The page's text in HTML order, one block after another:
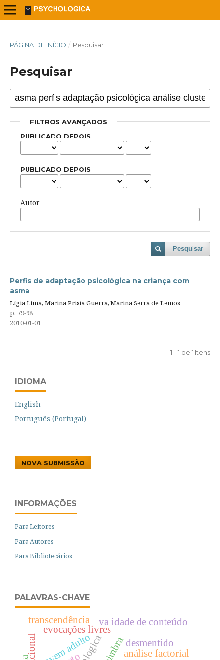
PÁGINA DE INÍCIO / Pesquisar
Pesquisar
FILTROS AVANÇADOS
PUBLICADO DEPOIS
PUBLICADO DEPOIS
Autor
Pesquisar
Perfis de adaptação psicológica na criança com
asma
Lígia Lima, Marina Prista Guerra, Marina Serra de Lemos
p. 79-98
2010-01-01
1 - 1 de 1 Itens
IDIOMA
English
Português (Portugal)
NOVA SUBMISSÃO
INFORMAÇÕES
Para Leitores
Para Autores
Para Bibliotecários
PALAVRAS-CHAVE
análise factorial
evocações livres
validade de conteúdo
jovem adulto desmentido
transcendência